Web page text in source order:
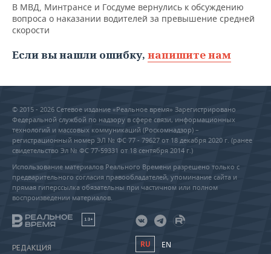
В МВД, Минтрансе и Госдуме вернулись к обсуждению
вопроса о наказании водителей за превышение средней
скорости
Если вы нашли ошибку, напишите нам
© 2015 - 2026 Сетевое издание «Реальное время» Зарегистрировано
Федеральной службой по надзору в сфере связи, информационных
технологий и массовых коммуникаций (Роскомнадзор) –
регистрационный номер ЭЛ № ФС 77 - 79627 от 18 декабря 2020 г. (ранее
свидетельство Эл № ФС 77-59331 от 18 сентября 2014 г.)
Использование материалов Реального Времени разрешено только с
предварительного согласия правообладателей, упоминание сайта и
прямая гиперссылка обязательны при частичном или полном
воспроизведении материалов.
18+
РЕДАКЦИЯ RU EN